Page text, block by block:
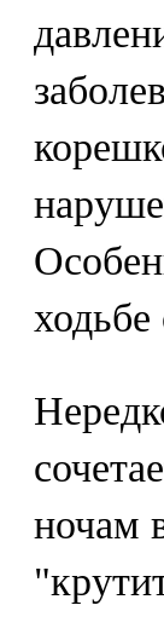
ночам